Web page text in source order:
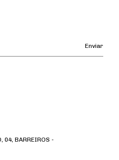
04, BARREIROS -